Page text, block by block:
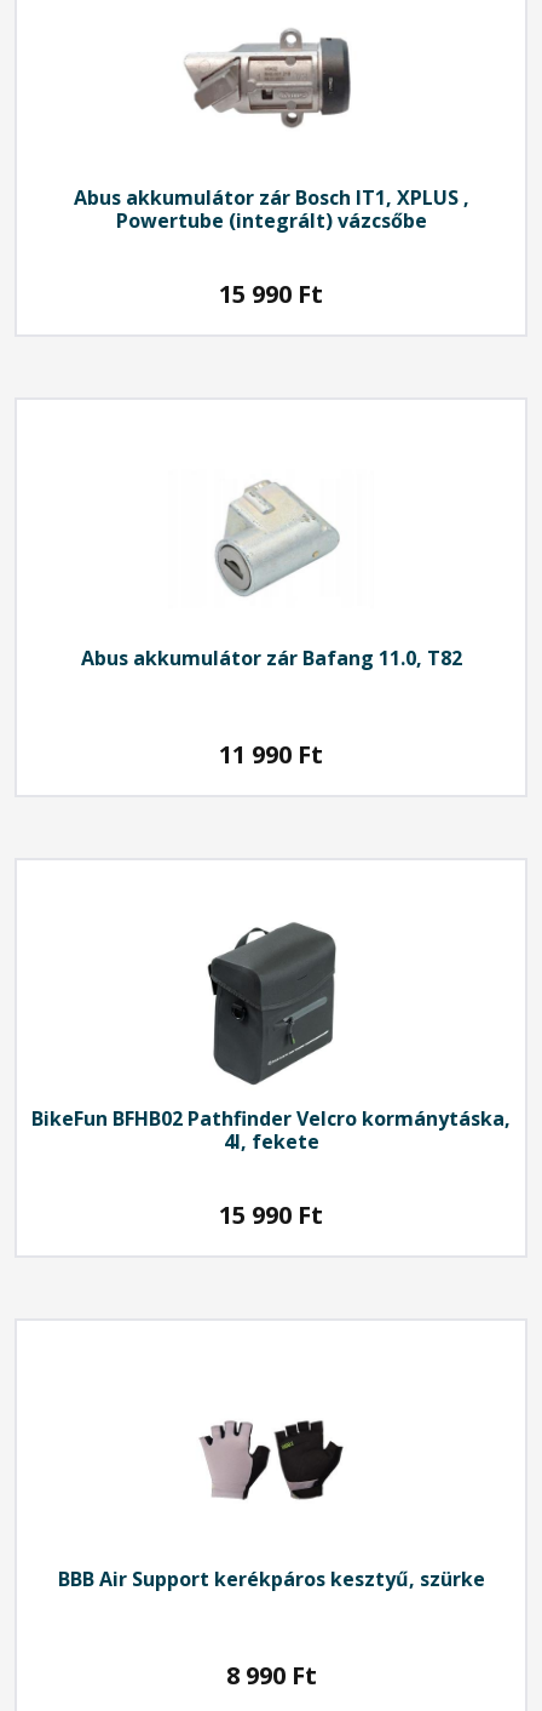
Abusakkumulátor zár Bosch IT1, XPLUS ,
Powertube (integrált) vázcsőbe
15 990 Ft
Abusakkumulátor zár Bafang 11.0, T82
11 990 Ft
BikeFun BFHB02 Pathfinder Velcro kormánytáska,
4l, fekete
15 990 Ft
BBBAir Support kerékpáros kesztyű, szürke
8 990 Ft